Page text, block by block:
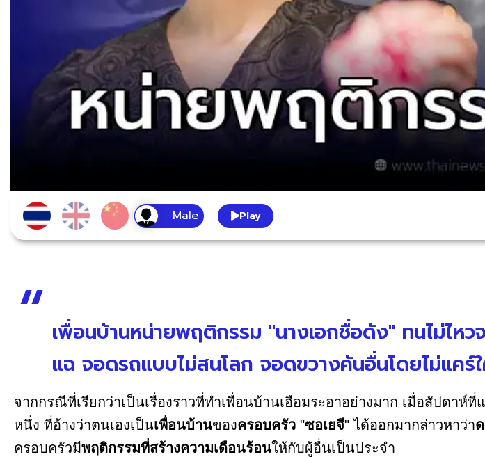
Play
เพื่อนบ้านหน่ายพฤติกรรม "นางเอกชื่อดัง" ทนไม่ไห
แฉ จอดรถแบบไม่สนโลก จอดขวางคันอื่นโดยไม่แคร์
จากกรณีที่เรียกว่าเป็นเรื่องราวที่ทำเพื่อนบ้านเอือมระอาอย่างมาก เมื่อสัปดาห์ที่
หนึ่ง ที่อ้างว่าตนเองเป็นเพื่อนบ้านของครอบครัว "ซอเยจี" ได้ออกมากล่าวหาว่า
ครอบครัวมีพฤติกรรมที่สร้างความเดือนร้อนให้กับผู้อื่นเป็นประจำ